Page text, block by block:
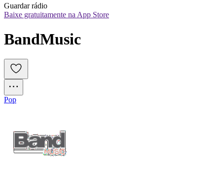
Guardar rádio
Baixe gratuitamente na App Store
BandMusic
Pop